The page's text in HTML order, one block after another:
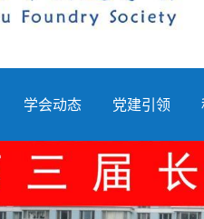
学会动态 党建引领